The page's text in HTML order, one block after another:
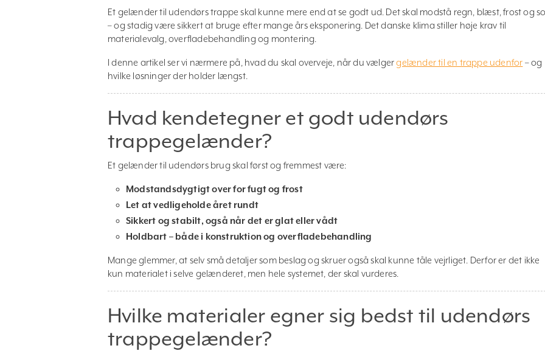
Et gelænder til udendørs trappe skal kunne mere end at se godt ud. Det skal modstå regn, blæst, frost og
– og stadig være sikkert at bruge efter mange års eksponering. Det danske klima stiller høje krav til
materialevalg, overfladebehandling og montering.
I denne artikel ser vi nærmere på, hvad du skal overveje, når du vælgergelænder til en trappe udenfor – og
hvilke løsninger der holder længst.
Hvad kendetegner et godt udendørs
trappegelænder?
Et gelænder til udendørs brug skal først og fremmest være:
Modstandsdygtigt over for fugt og frost
Let at vedligeholde året rundt
Sikkert og stabilt, også når det er glat eller vådt
Holdbart – både i konstruktion og overfladebehandling
Mange glemmer, at selv små detaljer som beslag og skruer også skal kunne tåle vejrliget. Derfor er det ikke
kun materialet i selve gelænderet, men hele systemet, der skal vurderes.
Hvilke materialer egner sig bedst til udendørs
trappegelænder?